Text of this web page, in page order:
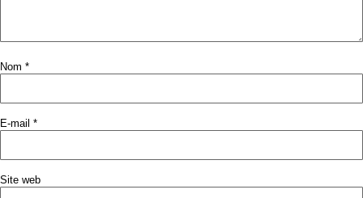
Nom *
E-mail *
Site web